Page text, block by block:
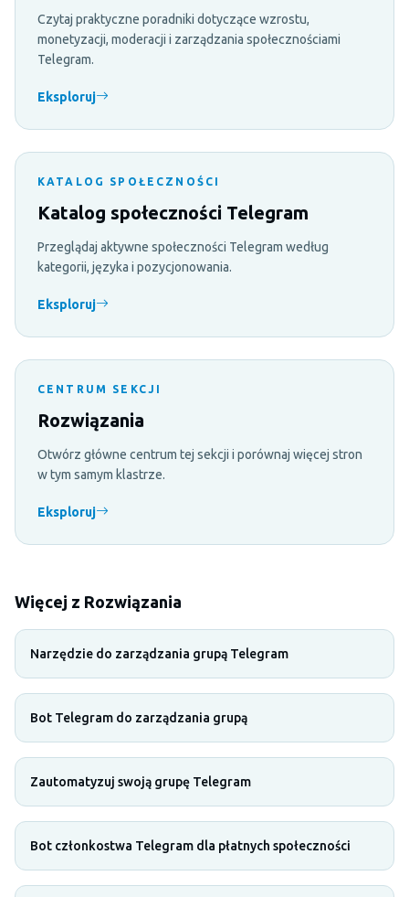
Czytaj praktyczne poradniki dotyczące wzrostu,
monetyzacji, moderacji i zarządzania społecznościami
Telegram.
Eksploruj
KATALOG SPOŁECZNOŚCI
Katalog społeczności Telegram
Przeglądaj aktywne społeczności Telegram według
kategorii, języka i pozycjonowania.
Eksploruj
CENTRUM SEKCJI
Rozwiązania
Otwórz główne centrum tej sekcji i porównaj więcej stron
w tym samym klastrze.
Eksploruj
Więcej z Rozwiązania
Narzędzie do zarządzania grupą Telegram
Bot Telegram do zarządzania grupą
Zautomatyzuj swoją grupę Telegram
Bot członkostwa Telegram dla płatnych społeczności